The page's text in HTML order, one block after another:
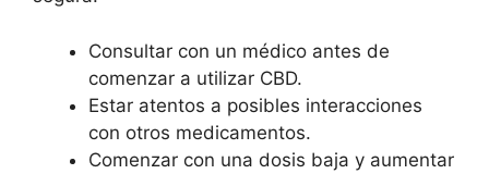
Consultar con un médico antes de
comenzar a utilizar CBD.
Estar atentos a posibles interacciones
con otros medicamentos.
Comenzar con una dosis baja y aumentar